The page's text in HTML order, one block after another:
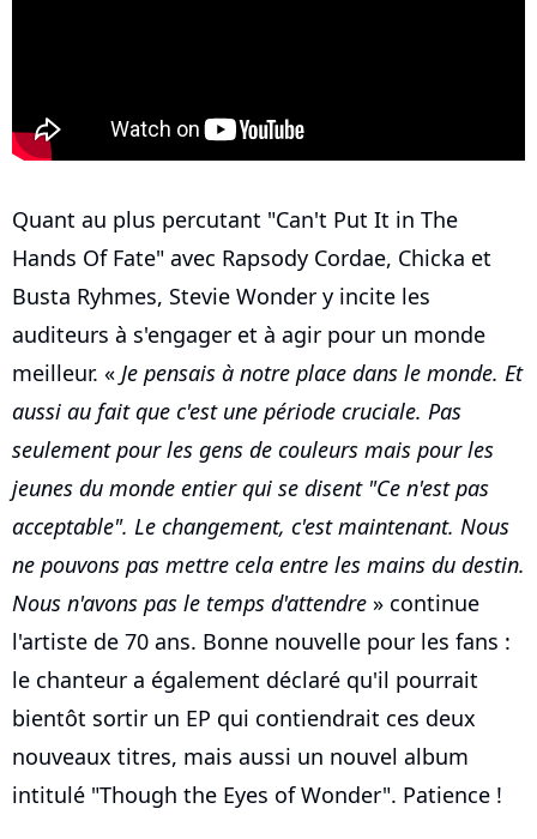
Quant au plus percutant "Can't Put It in The
Hands Of Fate" avec Rapsody Cordae, Chicka et
Busta Ryhmes, Stevie Wonder y incite les
auditeurs à s'engager et à agir pour un monde
meilleur. « Je pensais à notre place dans le monde. Et
aussi au fait que c'est une période cruciale. Pas
seulement pour les gens de couleurs mais pour les
jeunes du monde entier qui se disent "Ce n'est pas
acceptable". Le changement, c'est maintenant. Nous
ne pouvons pas mettre cela entre les mains du destin.
Nous n'avons pas le temps d'attendre » continue
l'artiste de 70 ans. Bonne nouvelle pour les fans :
le chanteur a également déclaré qu'il pourrait
bientôt sortir un EP qui contiendrait ces deux
nouveaux titres, mais aussi un nouvel album
intitulé "Though the Eyes of Wonder". Patience !